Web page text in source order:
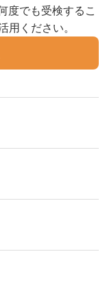
度でも受検するこ
用ください。